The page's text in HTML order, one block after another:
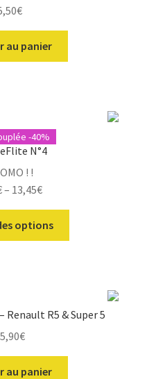
€
au panier
-40%
N°4
! !
– 13,45€
options
options
Renault R5 & Super 5
€
au panier